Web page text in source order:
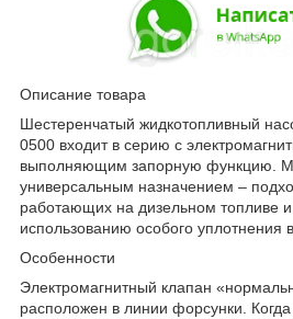
Описание товара
Шестеренчатый жидкотопливный
0500 входит в серию с
выполняющим запорную функцию.
универсальным назначением –
работающих на дизельном топливе
использованию особого уплотнения
Особенности
Электромагнитный клапан
расположен в линии форсунки. Когда